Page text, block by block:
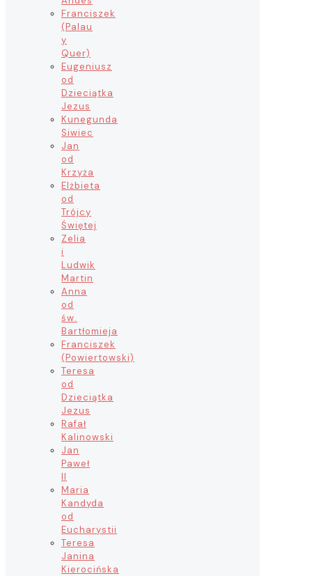
Franciszek
(Palau
y
Quer)
Eugeniusz
od
Dzieciątka
Jezus
Kunegunda
Siwiec
Jan
od
Krzyża
Elżbieta
od
Trójcy
Świętej
Zelia
i
Ludwik
Martin
Anna
od
św.
Bartłomieja
Franciszek
(Powiertowski)
Teresa
od
Dzieciątka
Jezus
Rafał
Kalinowski
Jan
Paweł
II
Maria
Kandyda
od
Eucharystii
Teresa
Janina
Kierocińska